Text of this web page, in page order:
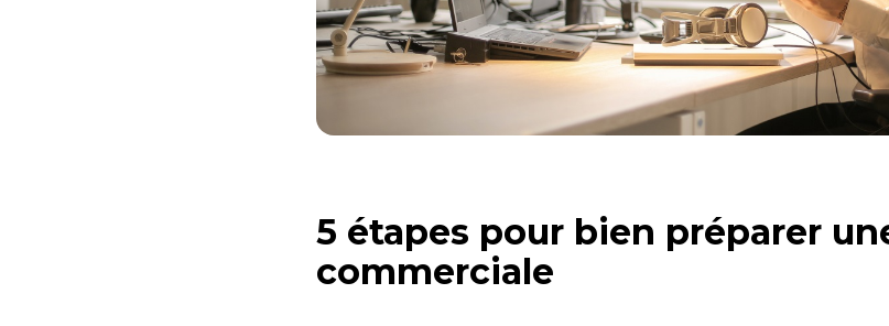
5 étapes pour bien préparer
commerciale